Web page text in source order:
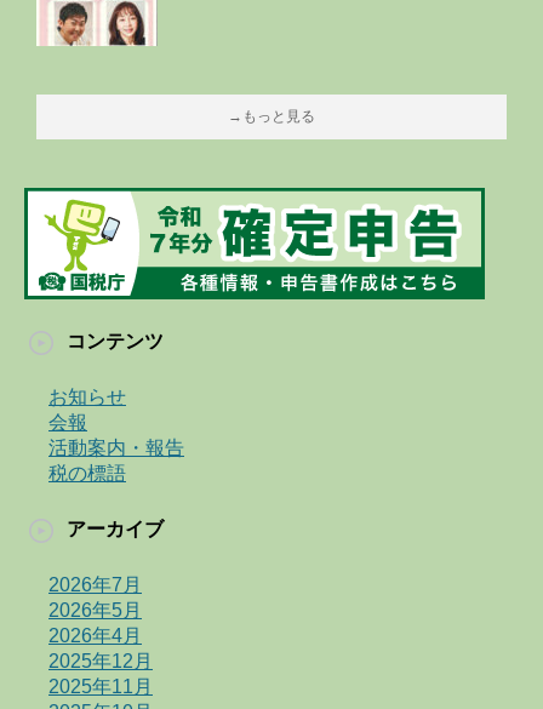
→もっと見る
コンテンツ
お知らせ
会報
活動案内・報告
税の標語
アーカイブ
2026年7月
2026年5月
2026年4月
2025年12月
2025年11月